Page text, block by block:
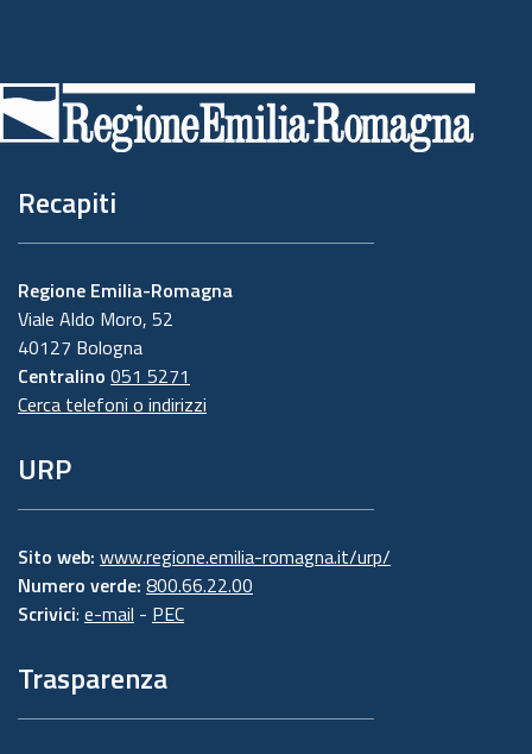
di
pagina
Recapiti
Regione Emilia-Romagna
Viale Aldo Moro, 52
40127 Bologna
Centralino 051 5271
Cerca telefoni o indirizzi
URP
Sito web: www.regione.emilia-romagna.it/urp/
Numero verde: 800.66.22.00
Scrivici: e-mail - PEC
Trasparenza